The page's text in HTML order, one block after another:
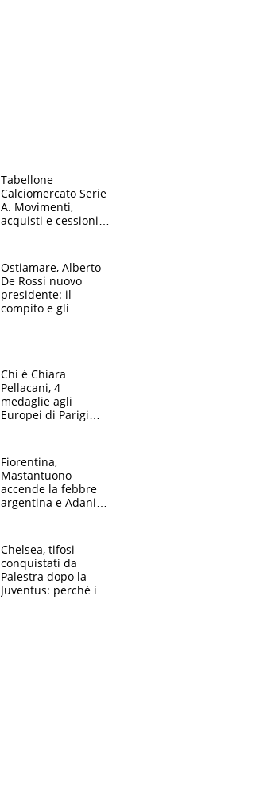
Tabellone
Calciomercato Serie
A. Movimenti,
acquisti e cessioni:
Ostiamare, Alberto
De Rossi nuovo
presidente: il
compito e gli
Chi è Chiara
Pellacani, 4
medaglie agli
Europei di Parigi
giornalista, mamma
insegnante e il
fratello calciatore
Fiorentina,
Mastantuono
accende la febbre
argentina e Adani
festa’ a Commisso
Chelsea, tifosi
conquistati da
Palestra dopo la
Juventus: perché i